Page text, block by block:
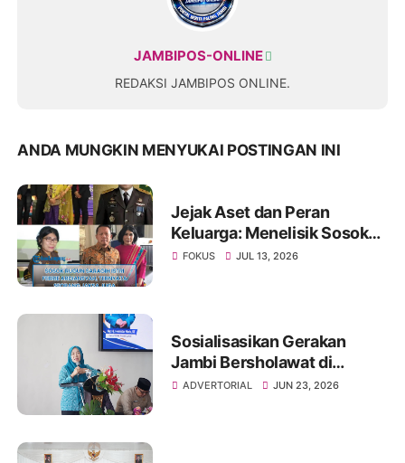
JAMBIPOS-ONLINE
REDAKSI JAMBIPOS ONLINE.
ANDA MUNGKIN MENYUKAI POSTINGAN INI
Jejak Aset dan Peran
Keluarga: Menelisik Sosok
Rugun Saragih di Tengah
FOKUS JUL 13, 2026
Sosialisasikan Gerakan
Jambi Bersholawat di
Kerinci, Hesti Haris: Jadikan
ADVERTORIAL JUN 23, 2026